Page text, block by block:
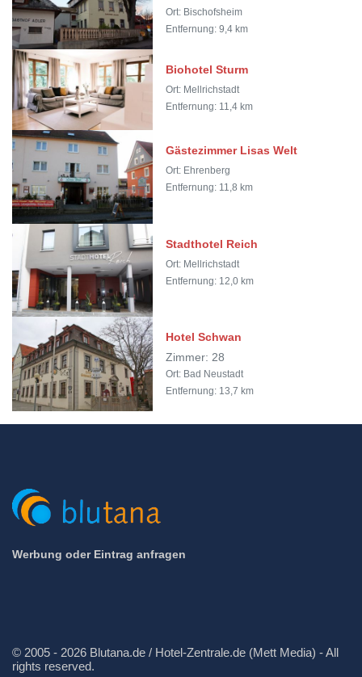
Ort: Bischofsheim
Entfernung: 9,4 km
Biohotel Sturm
Ort: Mellrichstadt
Entfernung: 11,4 km
Gästezimmer Lisas Welt
Ort: Ehrenberg
Entfernung: 11,8 km
Stadthotel Reich
Ort: Mellrichstadt
Entfernung: 12,0 km
Hotel Schwan
Zimmer: 28
Ort: Bad Neustadt
Entfernung: 13,7 km
Werbung oder Eintrag anfragen
© 2005 - 2026 Blutana.de / Hotel-Zentrale.de (Mett Media) - All
rights reserved.